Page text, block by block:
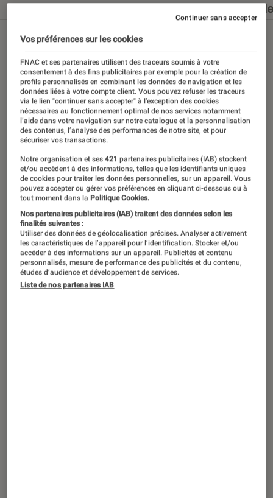
Tout Articles Dossiers Sélections et
Vos préférences sur les cookies
FNAC et ses partenaires utilisent des traceurs soumis à votre
consentement à des fins publicitaires par exemple pour la création de
profils personnalisés en combinant les données de navigation et les
données liées à votre compte client. Vous pouvez refuser les traceurs
via le lien "continuer sans accepter" à l’exception des cookies
nécessaires au fonctionnement optimal de nos services notamment
l’aide dans votre navigation sur notre catalogue et la personnalisation
des contenus, l’analyse des performances de notre site, et pour
sécuriser vos transactions.
Notre organisation et ses421 partenaires publicitaires (IAB) stockent
et/ou accèdent à des informations, telles que les identifiants uniques
de cookies pour traiter les données personnelles, sur un appareil. Vous
pouvez accepter ou gérer vos préférences en cliquant ci-dessous ou à
tout moment dans la Politique Cookies.
Nos partenaires publicitaires (IAB) traitent des données selon les
finalités suivantes :
Utiliser des données de géolocalisation précises. Analyser activement
les caractéristiques de l’appareil pour l’identification. Stocker et/ou
accéder à des informations sur un appareil. Publicités et contenu
personnalisés, mesure de performance des publicités et du contenu,
études d’audience et développement de services.
Liste de nos partenaires IAB
Continuer sans accepter